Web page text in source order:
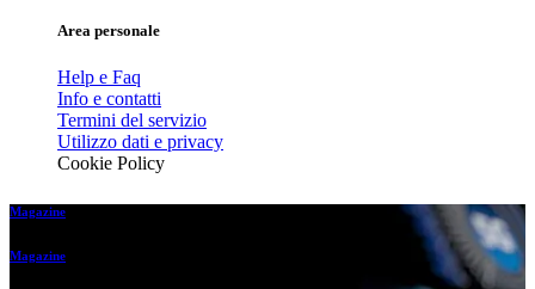
Area personale
Help e Faq
Info e contatti
Termini del servizio
Utilizzo dati e privacy
Cookie Policy
Magazine
Magazine